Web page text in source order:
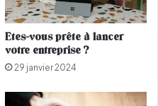
Etes-vous prête à lancer
votre entreprise ?
29 janvier 2024